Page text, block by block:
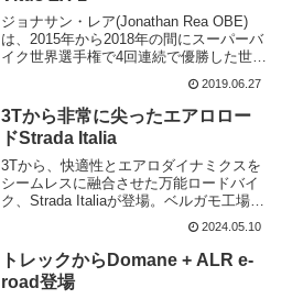
ジョナサン・レア(Jonathan Rea OBE)
は、2015年から2018年の間にスーパーバ
イク世界選手権で4回連続で優勝した世界
チャンピオン。彼は、スーパーバイクサ
ーキットの主要なトレーニングの一つと
してロードバイクを使用している熱心...
2019.06.27
3Tから非常に尖ったエアロロー
ドStrada Italia
3Tから、快適性とエアロダイナミクスを
シームレスに融合させた万能ロードバイ
ク、Strada Italiaが登場。ベルガモ工場で
Racemax ItaliaやExtrema Italiaと並んで
製造されたStrada Italiaは、イタリア...
2024.05.10
トレックからDomane + ALR e-
road登場